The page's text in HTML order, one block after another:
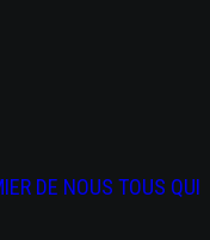
DE NOUS TOUS QUI